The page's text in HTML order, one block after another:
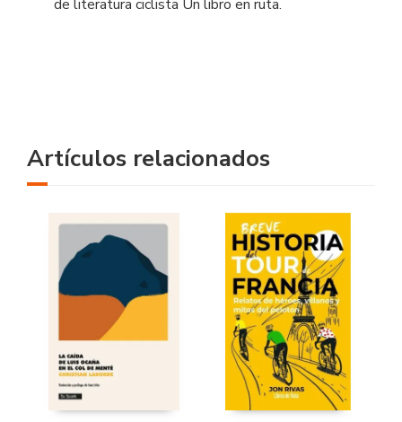
de literatura ciclista Un libro en ruta.
Artículos relacionados